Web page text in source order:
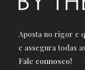
Aposta no rigor e
e assegura todas
Fale connosco!